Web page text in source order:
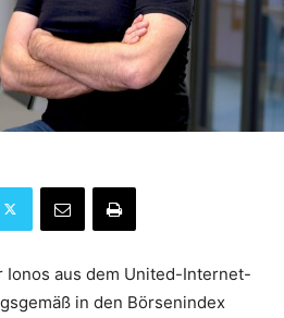
aus dem United-Internet-
in den Börsenindex